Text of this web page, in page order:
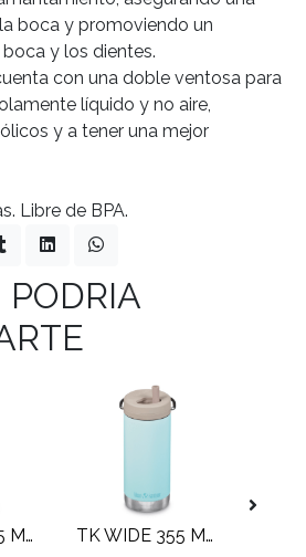
boca y promoviendo un
y los dientes.
con una doble ventosa para
líquido y no aire,
y a tener una mejor
Libre de BPA.
TKWIDE 355 ML CAFÉ CAP TK WIDE 355 ML TWIST + STRAW